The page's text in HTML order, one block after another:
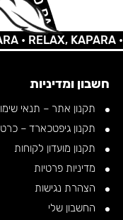
KAPARA •
חשבון ומדיניות
תקנון אתר – תנאי
תקנון גיפטכארד –
תקנון מועדון לקוחות
מדיניות פרטיות
הצהרת נגישות
החשבון שלי